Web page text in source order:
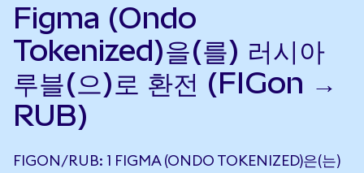
Figma (Ondo
Tokenized)을(를) 러시아
루블(으)로 환전 (FIGon →
RUB)
FIGON/RUB: 1 FIGMA (ONDO TOKENIZED)은(는)